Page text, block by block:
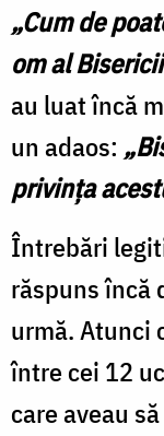
„Cum de
om al
au luat încă
un adaos:
privinţa
Întrebări
răspuns încă
urmă. Atunci
între cei 12
care aveau